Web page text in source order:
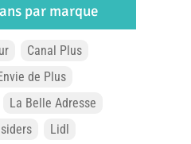
par marque
Canal Plus
de Plus
La Belle Adresse
Lidl